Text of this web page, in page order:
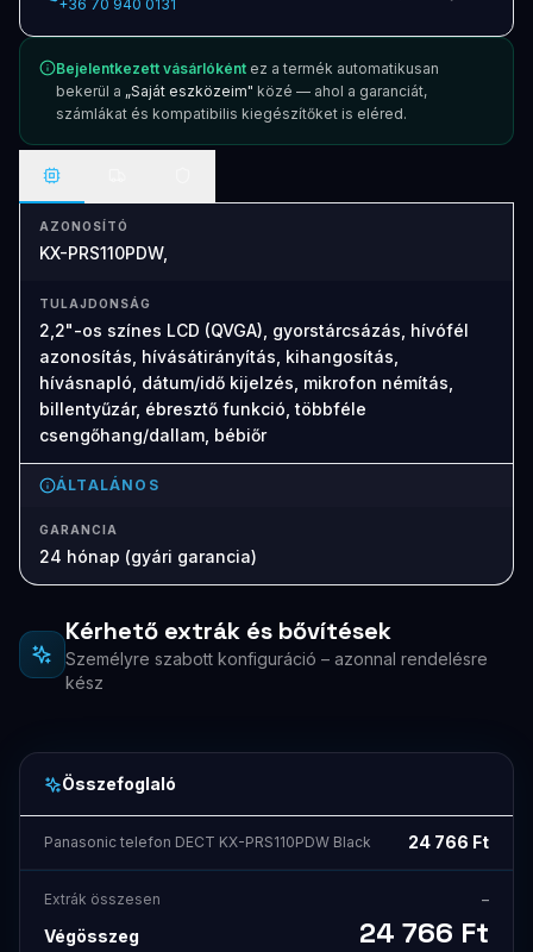
+36 70 940 0131
Bejelentkezett vásárlóként ez a termék automatikusan
bekerül a „Saját eszközeim" közé — ahol a garanciát,
számlákat és kompatibilis kiegészítőket is eléred.
AZONOSÍTÓ
KX-PRS110PDW,
TULAJDONSÁG
2,2"-os színes LCD (QVGA), gyorstárcsázás, hívófél
azonosítás, hívásátirányítás, kihangosítás,
hívásnapló, dátum/idő kijelzés, mikrofon némítás,
billentyűzár, ébresztő funkció, többféle
csengőhang/dallam, bébiőr
ÁLTALÁNOS
GARANCIA
24 hónap (gyári garancia)
Kérhető extrák és bővítések
Személyre szabott konfiguráció – azonnal rendelésre
kész
Összefoglaló
Panasonic telefon DECT KX-PRS110PDW Black 24 766 Ft
Extrák összesen –
Végösszeg 24 766 Ft